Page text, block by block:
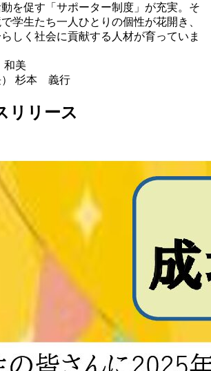
を促す「サポーター制度」が充実。そ
学生たち一人ひとりの個性が花開き、
しく社会に貢献する人材が育っていま
美
杉本 義行
リリース